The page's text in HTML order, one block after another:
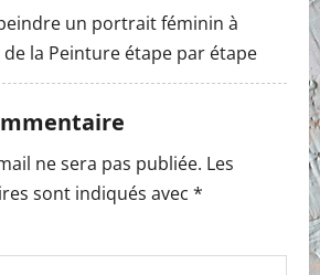
un portrait féminin à
la Peinture étape par étape
ne sera pas publiée. Les
sont indiqués avec *